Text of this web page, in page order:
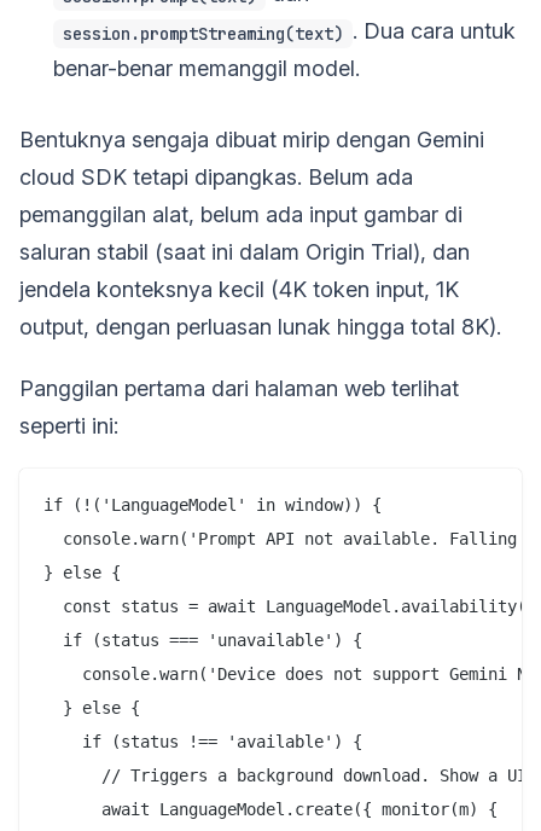
session.promptStreaming(text) . Dua cara untuk
benar-benar memanggil model.
Bentuknya sengaja dibuat mirip dengan Gemini
cloud SDK tetapi dipangkas. Belum ada
pemanggilan alat, belum ada input gambar di
saluran stabil (saat ini dalam Origin Trial), dan
jendela konteksnya kecil (4K token input, 1K
output, dengan perluasan lunak hingga total 8K).
Panggilan pertama dari halaman web terlihat
seperti ini:
if (!('LanguageModel' in window)) {
console.warn('Prompt API not available. Falling
} else {
const status = await
  if (status === 'unavailable') {
console.warn('Device does not support Gemini
  } else {
    if (status !== 'available') {
      // Triggers a background download. Show a UI.
      await LanguageModel.create({ monitor(m) {